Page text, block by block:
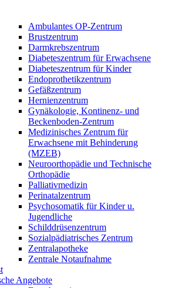
Ambulantes OP-Zentrum
Brustzentrum
Darmkrebszentrum
Diabeteszentrum für Erwachsene
Diabeteszentrum für Kinder
Endoprothetikzentrum
Gefäßzentrum
Hernienzentrum
Gynäkologie, Kontinenz- und
Beckenboden-Zentrum
Medizinisches Zentrum für
Erwachsene mit Behinderung
(MZEB)
Neuroorthopädie und Technische
Orthopädie
Palliativmedizin
Perinatalzentrum
Psychosomatik für Kinder u.
Jugendliche
Schilddrüsenzentrum
Sozialpädiatrisches Zentrum
Zentralapotheke
Zentrale Notaufnahme
Angebote